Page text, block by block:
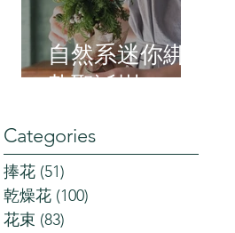
自然系迷你綁
紮聖誕樹
Categories
捧花 (51)
乾燥花 (100)
花束 (83)